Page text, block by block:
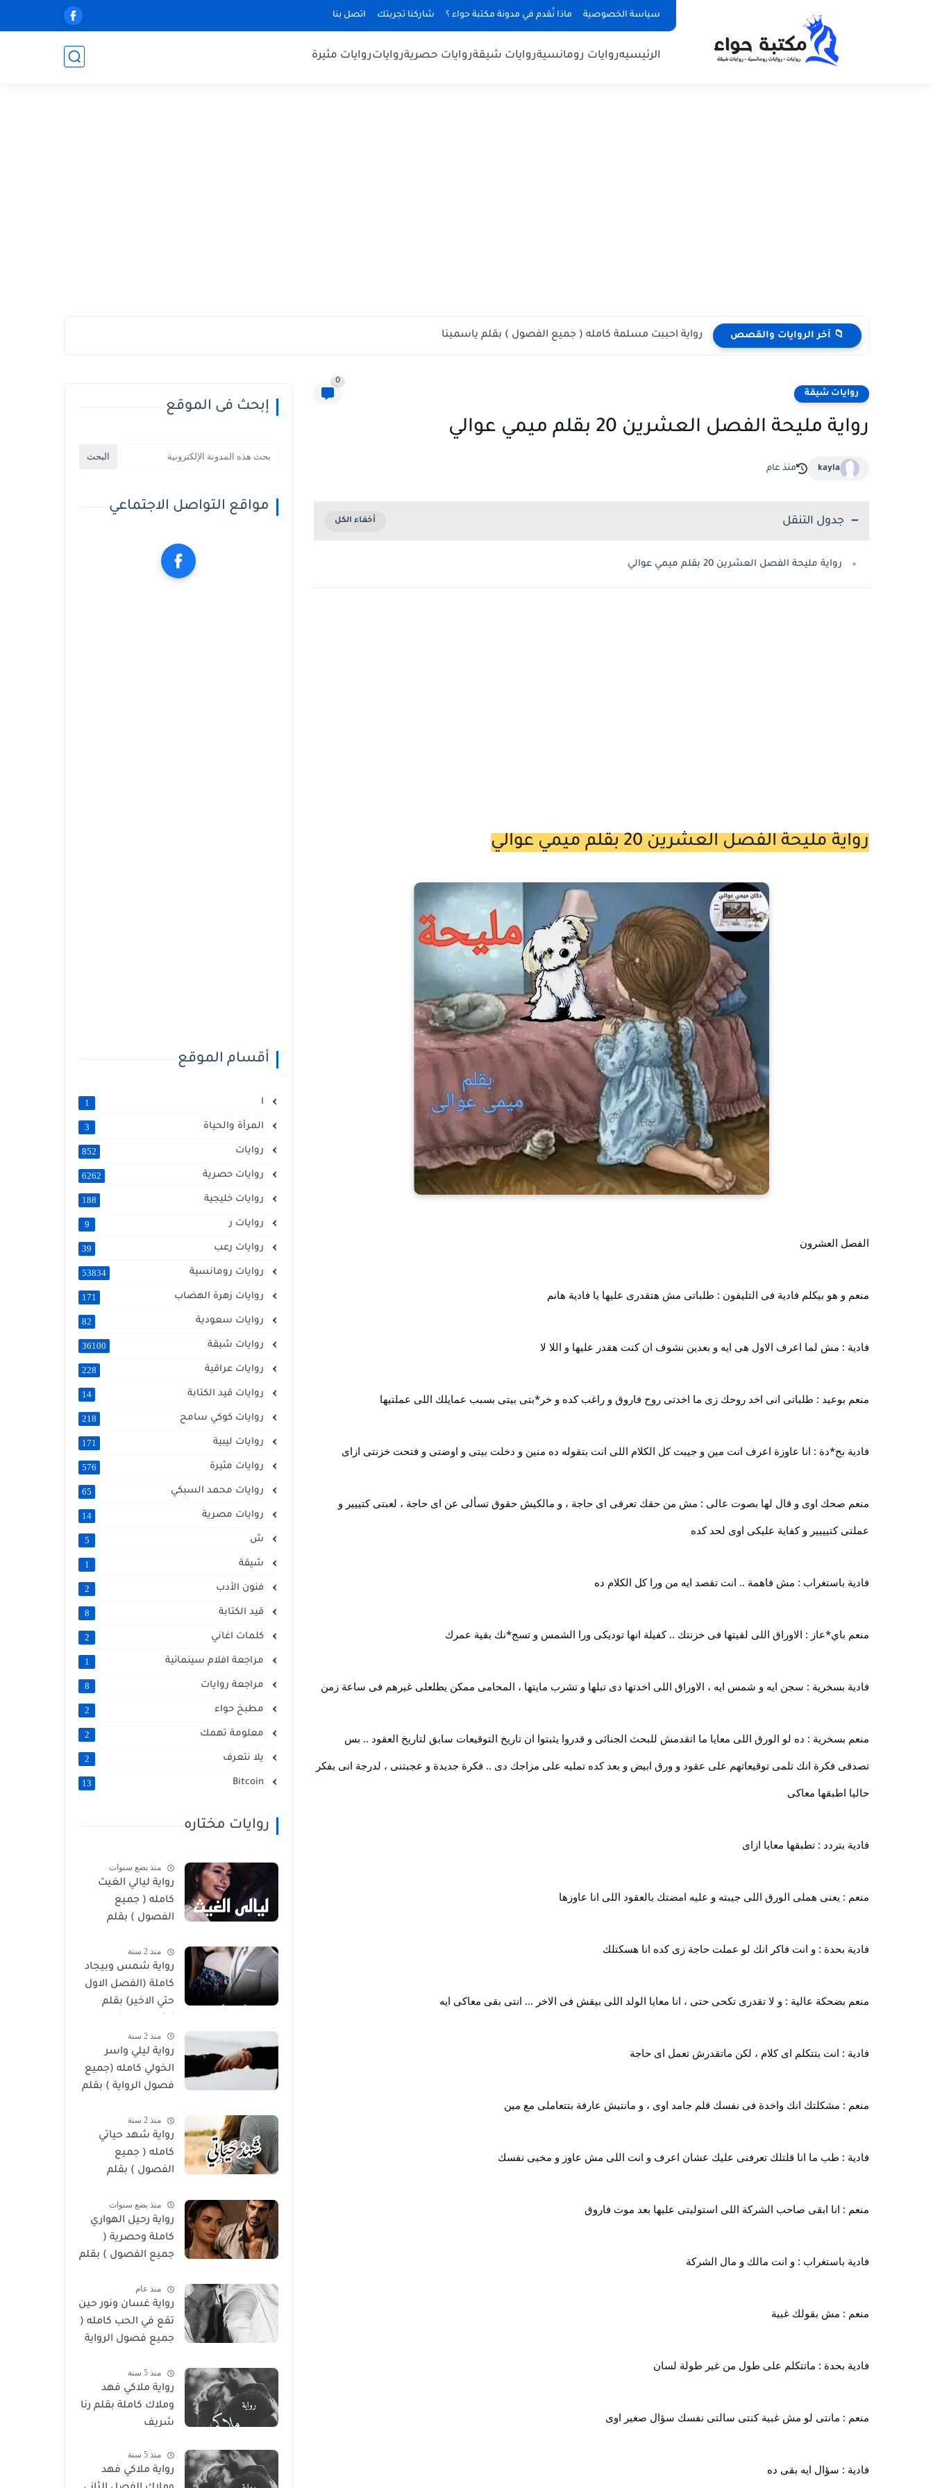
سياسة الخصوصية ماذا نُقدم في مدونة مكتبة حواء ؟ شاركنا تجربتك اتصل بنا
الرئيسيهروايات رومانسيةروايات شيقةروايات حصريةرواياتروايات مثيرة
📁 آخر الروايات والقصص رواية احببت مسلمة كامله ( جميع الفصول ) بقلم ياسمينا
روايات شيقة
0
رواية مليحة الفصل العشرين 20 بقلم ميمي عوالي
kayla منذ عام
جدول التنقل
رواية مليحة الفصل العشرين 20 بقلم ميمي عوالي
رواية مليحة الفصل العشرين 20 بقلم ميمي عوالي
الفصل العشرون
منعم و هو بيكلم فادية فى التليفون : طلباتى مش هتقدرى عليها يا فادية هانم
فادية : مش لما اعرف الاول هى ايه و بعدين نشوف ان كنت هقدر عليها و اللا لا
منعم بوعيد : طلباتى انى اخد روحك زى ما اخدتى روح فاروق و راغب كده و خر*بتى بيتى بسبب عمايلك اللى عملتيها
فادية بح*دة : انا عاوزة اعرف انت مين و جيبت كل الكلام اللى انت بتقوله ده منين و دخلت بيتى و اوضتى و فتحت خزنتى ازاى
منعم صحك اوى و قال لها بصوت عالى : مش من حقك تعرفى اى حاجة ، و مالكيش حقوق تسألى عن اى حاجة ، لعبتى كتييير و
عملتى كتيييير و كفاية عليكى اوى لحد كده
فادية باستغراب : مش فاهمة .. انت تقصد ايه من ورا كل الكلام ده
منعم باي*عاز : الاوراق اللى لقيتها فى خزنتك .. كفيلة انها توديكى ورا الشمس و تسج*نك بقية عمرك
فادية بسخرية : سجن ايه و شمس ايه ، الاوراق اللى اخدتها دى تبلها و تشرب مايتها ، المحامى ممكن يطلعلى غيرهم فى ساعة زمن
منعم بسخرية : ده لو الورق اللى معايا ما اتقدمش للبحث الجنائى و قدروا يثبتوا ان تاريخ التوقيعات سابق لتاريخ العقود .. بس
تصدقى فكرة انك تلمى توقيعاتهم على عقود و ورق ابيض و بعد كده تمليه على مزاجك دى .. فكرة جديدة و عجبتنى ، لدرجة انى بفكر
حاليا اطبقها معاكى
فادية بتردد : تطبقها معايا ازاى
منعم : يعنى هملى الورق اللى جيبته و عليه امضتك بالعقود اللى انا عاوزها
فادية بحدة : و انت فاكر انك لو عملت حاجة زى كده انا هسكتلك
منعم بضحكة عالية : و لا تقدرى تكحى حتى ، انا معايا الولد اللى بيقش فى الاخر … انتى بقى معاكى ايه
فادية : انت بتتكلم اى كلام ، لكن ماتقدرش تعمل اى حاجة
منعم : مشكلتك انك واخدة فى نفسك قلم جامد اوى ، و مانتيش عارفة بتتعاملى مع مين
فادية : طب ما انا قلتلك تعرفنى عليك عشان اعرف و انت اللى مش عاوز و مخبى نفسك
منعم : انا ابقى صاحب الشركة اللى استوليتى عليها بعد موت فاروق
فادية باستغراب : و انت مالك و مال الشركة
منعم : مش بقولك غبية
فادية بحدة : ماتتكلم على طول من غير طولة لسان
منعم : مانتى لو مش غبية كنتى سالتى نفسك سؤال صغير اوى
فادية : سؤال ايه بقى ده
إبحث فى الموقع
مواقع التواصل الاجتماعي
أقسام الموقع
ا 1
المرأة والحياة 3
روايات 852
روايات حصرية 6262
روايات خليجية 188
روايات ر 9
روايات رعب 39
روايات رومانسية 53834
روايات زهرة الهضاب 171
روايات سعودية 82
روايات شيقة 36100
روايات عراقية 228
روايات قيد الكتابة 14
روايات كوكي سامح 218
روايات ليبية 171
روايات مثيرة 576
روايات محمد السبكي 65
روايات مصرية 14
ش 5
شيقة 1
فنون الأدب 2
قيد الكتابة 8
كلمات اغاني 2
مراجعة افلام سينمائية 1
مراجعة روايات 8
مطبخ حواء 2
معلومة تهمك 2
يلا نتعرف 2
13
روايات مختاره
منذ بضع سنوات
رواية ليالي الغيث
كامله ( جميع
الفصول ) بقلم
منذ 2 سنة
رواية شمس وبيجاد
كاملة (الفصل الاول
حتي الاخير) بقلم
منذ 2 سنة
رواية ليلي واسر
الخولي كامله (جميع
فصول الرواية ) بقلم
منذ 2 سنة
رواية شهد حياتي
كامله ( جميع
الفصول ) بقلم
منذ بضع سنوات
رواية رحيل الهواري
كاملة وحصرية (
جميع الفصول ) بقلم
منذ عام
رواية غسان ونور حين
تقع في الحب كامله (
جميع فصول الرواية
منذ 5 سنة
رواية ملاكي فهد
وملاك كاملة بقلم رنا
شريف
منذ 5 سنة
رواية ملاكي فهد